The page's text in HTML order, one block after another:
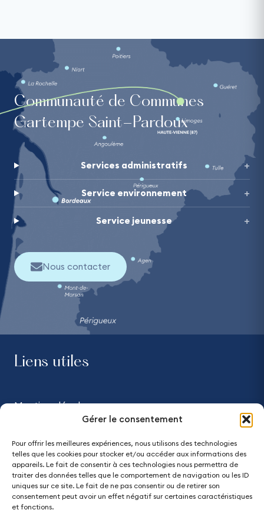
Gérer le consentement
Pour offrir les meilleures expériences, nous utilisons des technologies
telles que les cookies pour stocker et/ou accéder aux informations des
appareils. Le fait de consentir à ces technologies nous permettra de
traiter des données telles que le comportement de navigation ou les ID
uniques sur ce site. Le fait de ne pas consentir ou de retirer son
consentement peut avoir un effet négatif sur certaines caractéristiques
et fonctions.
Communauté de Communes
Gartempe Saint-Pardoux
Services administratifs
Service environnement
Service jeunesse
Nous contacter
Liens utiles
Mentions légales
Accessibilité - partiellement conforme
Plan du site